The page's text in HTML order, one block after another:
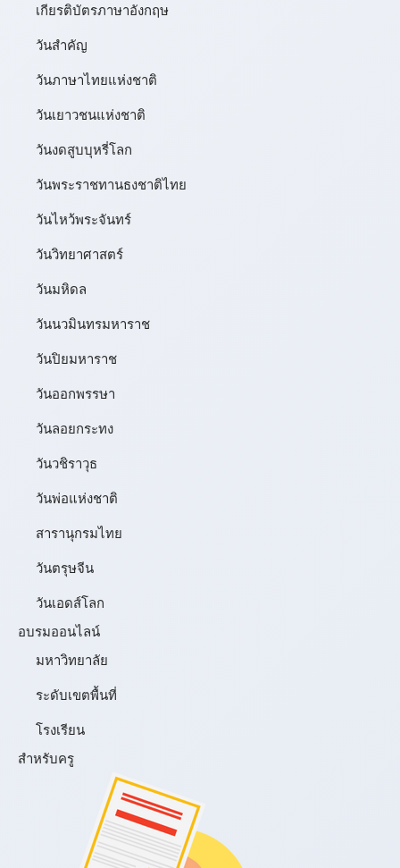
เกียรติบัตรภาษาอังกฤษ
วันสำคัญ
วันภาษาไทยแห่งชาติ
วันเยาวชนแห่งชาติ
วันงดสูบบุหรี่โลก
วันพระราชทานธงชาติไทย
วันไหว้พระจันทร์​
วันวิทยาศาสตร์
วันมหิดล
วันนวมินทรมหาราช
วันปิยมหาราช
วันออกพรรษา
วันลอยกระทง
วันวชิราวุธ
วันพ่อแห่งชาติ
สารานุกรมไทย
วันตรุษจีน
วันเอดส์โลก
อบรมออนไลน์
มหาวิทยาลัย
ระดับเขตพื้นที่
โรงเรียน
สำหรับครู